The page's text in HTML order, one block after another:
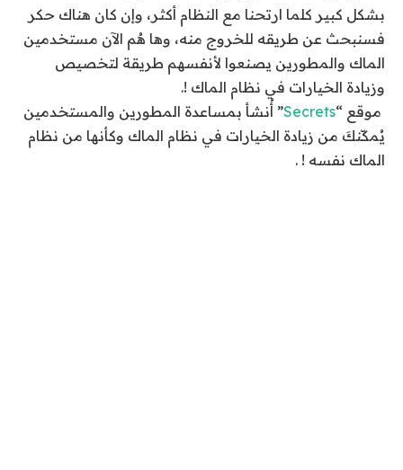
بشكل كبير كلما ارتحنا مع النظام أكثر، وإن كان هناك حكر
فسنبحث عن طريقه للخروج منه، وها هُم الآن مستخدمين
الماك والمطورين يصنعوا لأنفسهم طريقة لتخصيص
وزيادة الخيارات في نظام الماك !.
موقع “Secrets” أُنشأ بمساعدة المطورين والمستخدمين
يُمكّنكَ من زيادة الخيارات في نظام الماك وكأنها من نظام
الماك نفسه ! .